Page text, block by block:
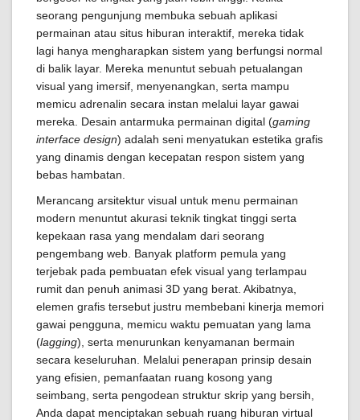
seorang pengunjung membuka sebuah aplikasi
permainan atau situs hiburan interaktif, mereka tidak
lagi hanya mengharapkan sistem yang berfungsi normal
di balik layar. Mereka menuntut sebuah petualangan
visual yang imersif, menyenangkan, serta mampu
memicu adrenalin secara instan melalui layar gawai
mereka. Desain antarmuka permainan digital (gaming
interface design) adalah seni menyatukan estetika grafis
yang dinamis dengan kecepatan respon sistem yang
bebas hambatan.
Merancang arsitektur visual untuk menu permainan
modern menuntut akurasi teknik tingkat tinggi serta
kepekaan rasa yang mendalam dari seorang
pengembang web. Banyak platform pemula yang
terjebak pada pembuatan efek visual yang terlampau
rumit dan penuh animasi 3D yang berat. Akibatnya,
elemen grafis tersebut justru membebani kinerja memori
gawai pengguna, memicu waktu pemuatan yang lama
(lagging), serta menurunkan kenyamanan bermain
secara keseluruhan. Melalui penerapan prinsip desain
yang efisien, pemanfaatan ruang kosong yang
seimbang, serta pengodean struktur skrip yang bersih,
Anda dapat menciptakan sebuah ruang hiburan virtual